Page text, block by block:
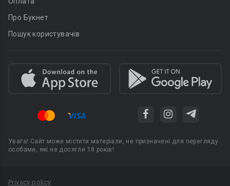
Про Букнет
Пошук користувачів
Увага! Сайт може містити матеріали, не призначені для перегляду
особами, які не досягли 18 років!
Privacy policy